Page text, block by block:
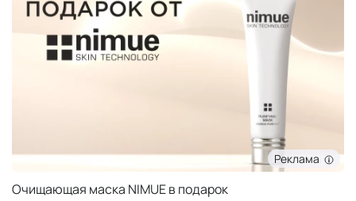
Реклама
Очищающая маска NIMUE в подарок